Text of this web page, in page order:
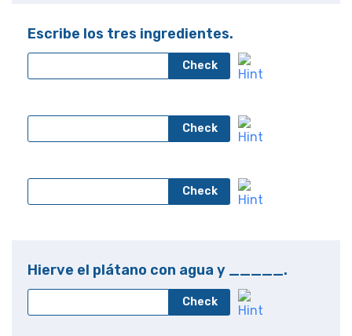
Escribe los tres ingredientes.
Check
Check
Check
Hierve el plátano con agua y _____.
Check